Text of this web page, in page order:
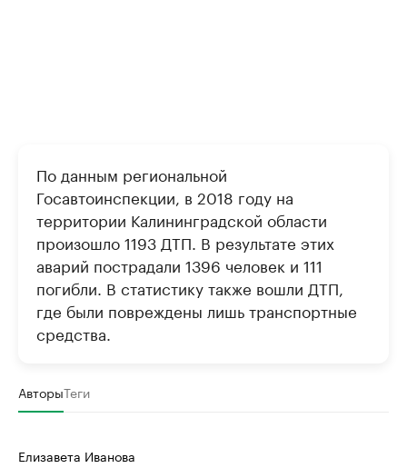
По данным региональной
Госавтоинспекции, в 2018 году на
территории Калининградской области
произошло 1193 ДТП. В результате этих
аварий пострадали 1396 человек и 111
погибли. В статистику также вошли ДТП,
где были повреждены лишь транспортные
средства.
АвторыТеги
Елизавета Иванова